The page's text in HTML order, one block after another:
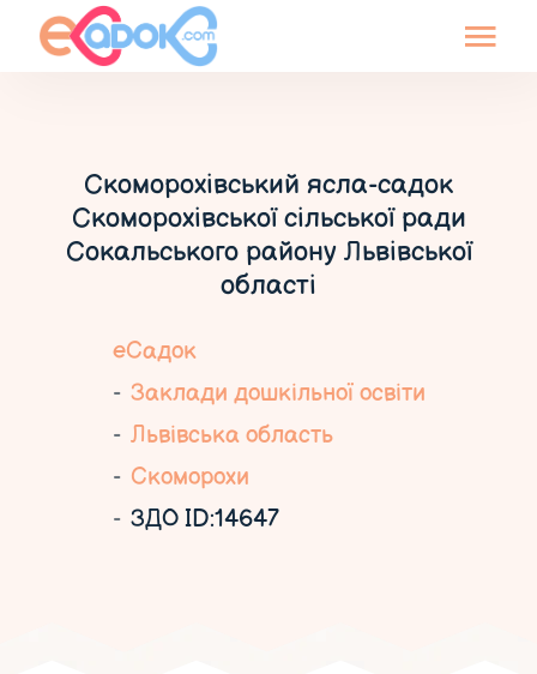
Скоморохівський ясла-садок
Скоморохівської сільської ради
Сокальського району Львівської
області
еСадок
Заклади дошкільної освіти
Львівська область
Скоморохи
ЗДО ID:14647